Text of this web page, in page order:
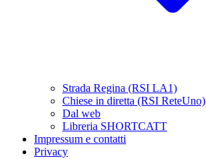
Strada Regina (RSI LA1)
Chiese in diretta (RSI ReteUno)
Dal web
Libreria SHORTCATT
Impressum e contatti
Privacy